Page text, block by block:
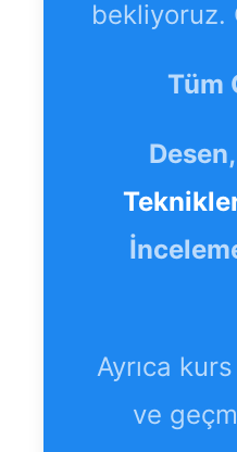
bekliyoruz.
Tüm
Desen,
Ayrıca
ve